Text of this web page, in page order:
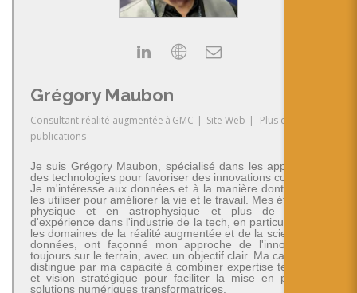
Grégory Maubon
Consultant réalité augmentée à GMC | Site Web |
Plus de
publications
Je suis Grégory Maubon, spécialisé dans les applications
des technologies pour favoriser des innovations concrètes.
Je m'intéresse aux données et à la manière dont on peut
les utiliser pour améliorer la vie et le travail. Mes études en
physique et en astrophysique et plus de 30 ans
d'expérience dans l'industrie de la tech, en particulier dans
les domaines de la réalité augmentée et de la science des
données, ont façonné mon approche de l'innovation -
toujours sur le terrain, avec un objectif clair. Ma carrière se
distingue par ma capacité à combiner expertise technique
et vision stratégique pour faciliter la mise en place de
solutions numériques transformatrices.